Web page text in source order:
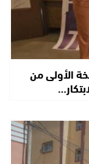
الأولى من